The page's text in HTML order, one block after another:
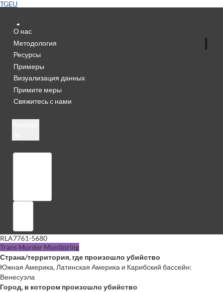
TGEU
О нас
Методология
Ресурсы
Примеры
Визуализация данных
Примите меры
Свяжитесь с нами
RLA7761-5680
Trans Murder Monitoring
Страна/территория, где произошло убийство
Южная Америка, Латинская Америка и Карибский бассейн:
Венесуэла
Город, в котором произошло убийство